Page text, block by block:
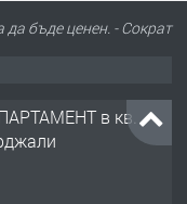
бъде ценен. - Сократ